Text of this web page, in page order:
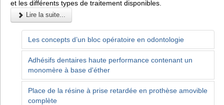
et les différents types de traitement disponibles.
Lire la suite...
Les concepts d’un bloc opératoire en odontologie
Adhésifs dentaires haute performance contenant un
monomère à base d'éther
Place de la résine à prise retardée en prothèse amovible
complète